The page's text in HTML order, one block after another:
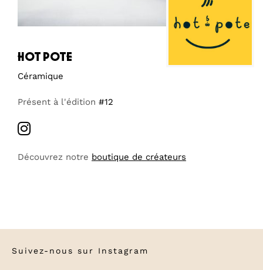
hot pote
Céramique
Présent à l'édition #12
Découvrez notre boutique de créateurs
Suivez-nous sur Instagram